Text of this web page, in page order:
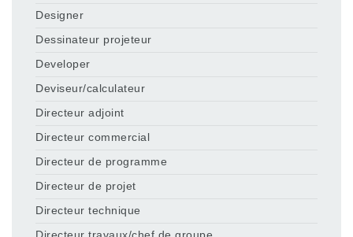
Designer
Dessinateur projeteur
Developer
Deviseur/calculateur
Directeur adjoint
Directeur commercial
Directeur de programme
Directeur de projet
Directeur technique